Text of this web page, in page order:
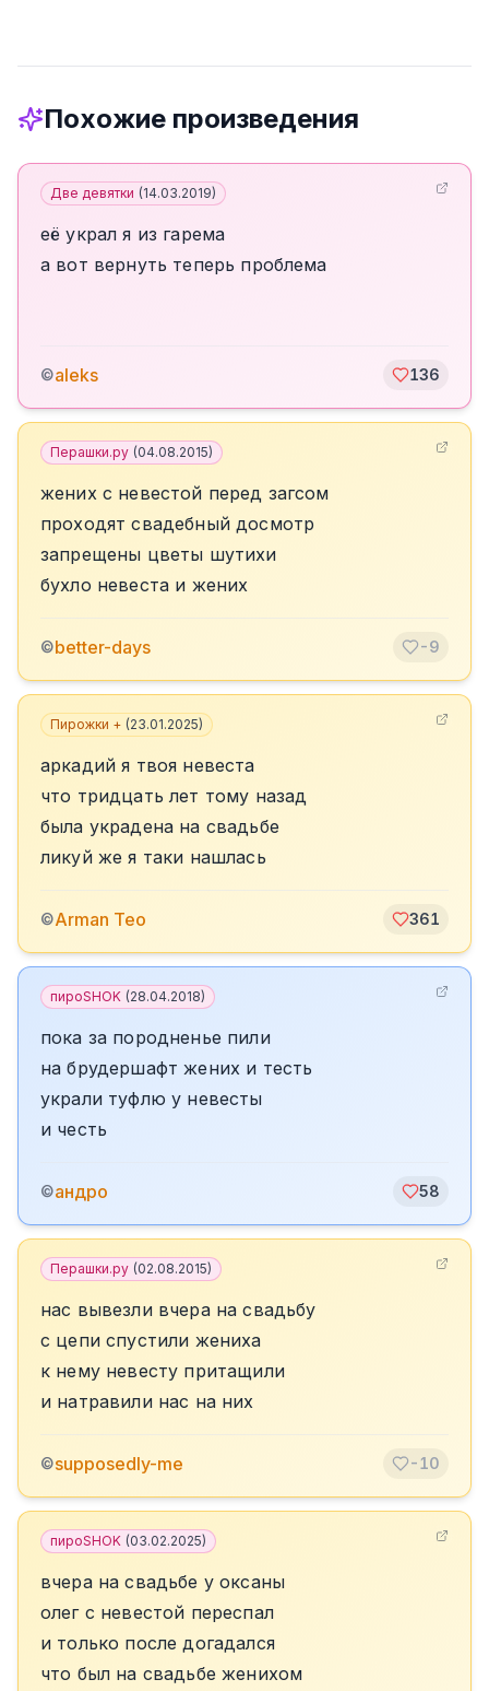
Похожие произведения
Две девятки (14.03.2019)
её украл я из гарема
а вот вернуть теперь проблема
©aleks 136
Перашки.ру (04.08.2015)
жених с невестой перед загсом
проходят свадебный досмотр
запрещены цветы шутихи
бухло невеста и жених
©better-days -9
Пирожки + (23.01.2025)
аркадий я твоя невеста
что тридцать лет тому назад
была украдена на свадьбе
ликуй же я таки нашлась
©Arman Teo 361
пироSHOK (28.04.2018)
пока за породненье пили
на брудершафт жених и тесть
украли туфлю у невесты
и честь
©андро 58
Перашки.ру (02.08.2015)
нас вывезли вчера на свадьбу
с цепи спустили жениха
к нему невесту притащили
и натравили нас на них
©supposedly-me -10
пироSHOK (03.02.2025)
вчера на свадьбе у оксаны
олег с невестой переспал
и только после догадался
что был на свадьбе женихом